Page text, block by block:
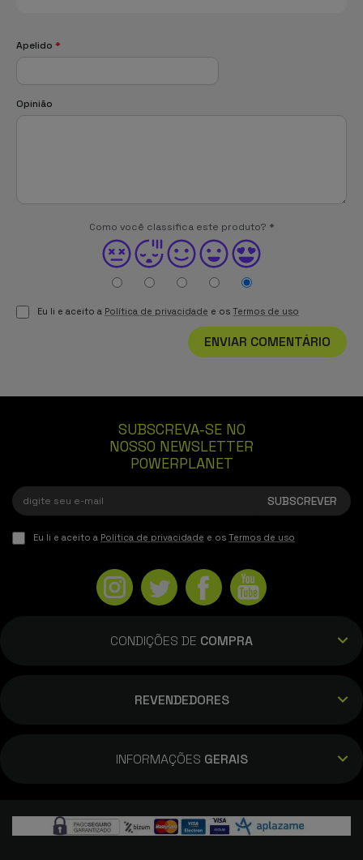
Apelido *
Opinião
Como você classifica este produto? *
Eu li e aceito a Política de privacidade e os Termos de uso
ENVIAR COMENTÁRIO
SUBSCREVA-SE NO
NOSSO NEWSLETTER
POWERPLANET
Eu li e aceito a Política de privacidade e os Termos de uso
CONDIÇÕES DE COMPRA
REVENDEDORES
INFORMAÇÕES GERAIS